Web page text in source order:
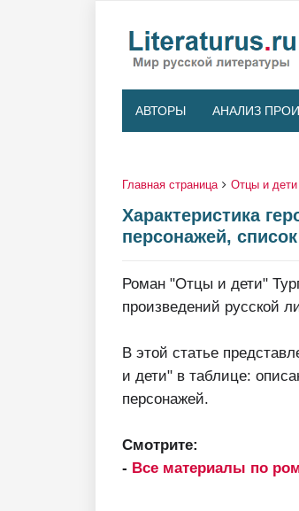
АВТОРЫ АНАЛИЗ
Главная страница Отцы и дети
Характеристика
персонажей, список
Роман "Отцы и дети"
произведений русской
В этой статье
и дети" в таблице:
персонажей.
Смотрите:
- Все материалы по